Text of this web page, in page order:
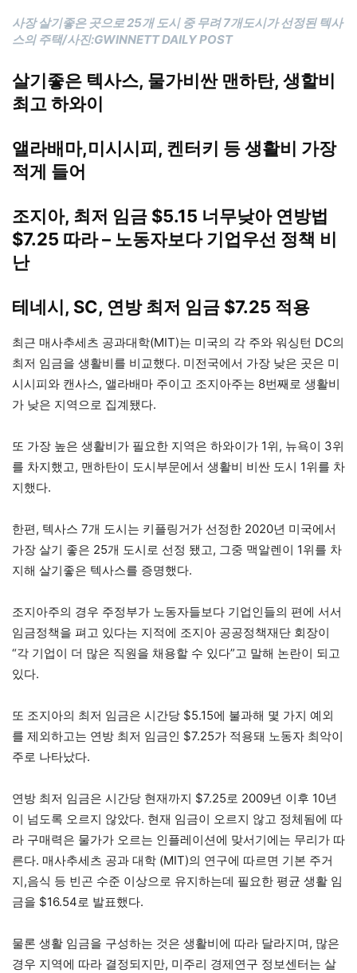
사장 살기좋은 곳으로 25개 도시 중 무려 7개도시가 선정된 텍사
스의 주택/사진:GWINNETT DAILY POST
살기좋은 텍사스, 물가비싼 맨하탄, 생할비
최고 하와이
앨라배마,미시시피, 켄터키 등 생활비 가장
적게 들어
조지아, 최저 임금 $5.15 너무낮아 연방법
$7.25 따라 – 노동자보다 기업우선 정책 비
난
테네시, SC, 연방 최저 임금 $7.25 적용
최근 매사추세츠 공과대학(MIT)는 미국의 각 주와 워싱턴 DC의
최저 임금을 생활비를 비교했다. 미전국에서 가장 낮은 곳은 미
시시피와 캔사스, 앨라배마 주이고 조지아주는 8번째로 생활비
가 낮은 지역으로 집계됐다.
또 가장 높은 생활비가 필요한 지역은 하와이가 1위, 뉴욕이 3위
를 차지했고, 맨하탄이 도시부문에서 생활비 비싼 도시 1위를 차
지했다.
한편, 텍사스 7개 도시는 키플링거가 선정한 2020년 미국에서
가장 살기 좋은 25개 도시로 선정 됐고, 그중 맥알렌이 1위를 차
지해 살기좋은 텍사스를 증명했다.
조지아주의 경우 주정부가 노동자들보다 기업인들의 편에 서서
임금정책을 펴고 있다는 지적에 조지아 공공정책재단 회장이
“각 기업이 더 많은 직원을 채용할 수 있다”고 말해 논란이 되고
있다.
또 조지아의 최저 임금은 시간당 $5.15에 불과해 몇 가지 예외
를 제외하고는 연방 최저 임금인 $7.25가 적용돼 노동자 최악이
주로 나타났다.
연방 최저 임금은 시간당 현재까지 $7.25로 2009년 이후 10년
이 넘도록 오르지 않았다. 현재 임금이 오르지 않고 정체됨에 따
라 구매력은 물가가 오르는 인플레이션에 맞서기에는 무리가 따
른다. 매사추세츠 공과 대학 (MIT)의 연구에 따르면 기본 주거
지,음식 등 빈곤 수준 이상으로 유지하는데 필요한 평균 생활 임
금을 $16.54로 발표했다.
물론 생활 임금을 구성하는 것은 생활비에 따라 달라지며, 많은
경우 지역에 따라 결정되지만, 미주리 경제연구 정보센터는 살